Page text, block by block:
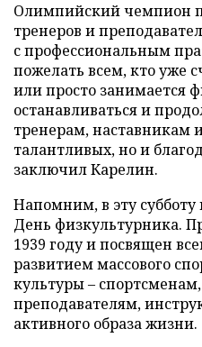
Олимпийский чемпион
тренеров и
с профессиональным
пожелать всем, кто уже
или просто занимается
останавливаться и
тренерам, наставникам
талантливых, но и
заключил Карелин.
Напомним, в эту субботу
День физкультурника.
1939 году и посвящен
развитием массового
культуры –
преподавателям,
активного образа жизни.